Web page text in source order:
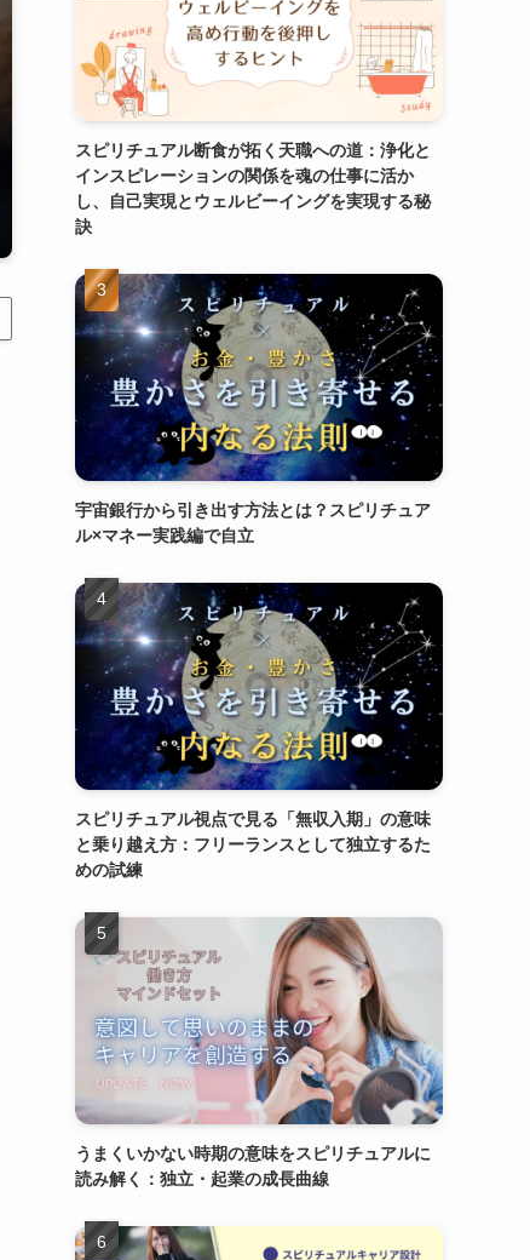
スピリチュアル断食が拓く天職への道：浄化と
インスピレーションの関係を魂の仕事に活か
し、自己実現とウェルビーイングを実現する秘
訣
宇宙銀行から引き出す方法とは？スピリチュア
ル×マネー実践編で自立
スピリチュアル視点で見る「無収入期」の意味
と乗り越え方：フリーランスとして独立するた
めの試練
うまくいかない時期の意味をスピリチュアルに
読み解く：独立・起業の成長曲線